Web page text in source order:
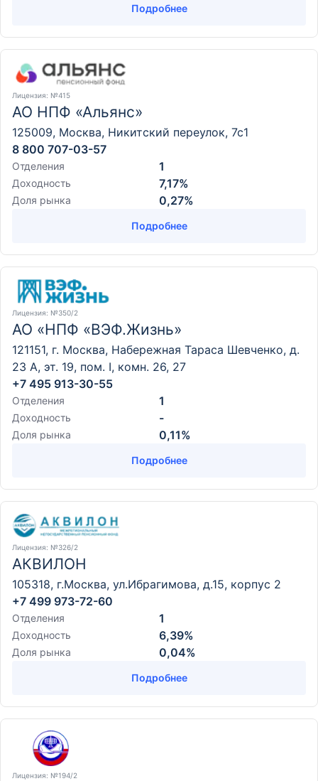
Подробнее
Лицензия: №415
АО НПФ «Альянс»
125009, Москва, Никитский переулок, 7с1
8 800 707-03-57
Отделения 1
Доходность 7,17%
Доля рынка 0,27%
Подробнее
Лицензия: №350/2
АО «НПФ «ВЭФ.Жизнь»
121151, г. Москва, Набережная Тараса Шевченко, д.
23 А, эт. 19, пом. I, комн. 26, 27
+7 495 913-30-55
Отделения 1
Доходность -
Доля рынка 0,11%
Подробнее
Лицензия: №326/2
АКВИЛОН
105318, г.Москва, ул.Ибрагимова, д.15, корпус 2
+7 499 973-72-60
Отделения 1
Доходность 6,39%
Доля рынка 0,04%
Подробнее
Лицензия: №194/2